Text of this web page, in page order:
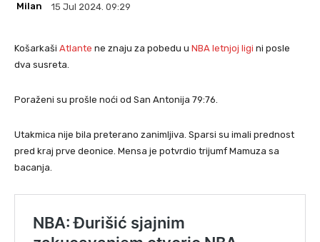
Milan 15 Jul 2024. 09:29
Košarkaši Atlante ne znaju za pobedu u NBA letnjoj ligi ni posle
dva susreta.
Poraženi su prošle noći od San Antonija 79:76.
Utakmica nije bila preterano zanimljiva. Sparsi su imali prednost
pred kraj prve deonice. Mensa je potvrdio trijumf Mamuza sa
bacanja.